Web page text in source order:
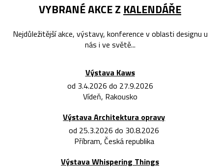
VYBRANÉ AKCE Z KALENDÁŘE
Nejdůležitější akce, výstavy, konference v oblasti designu u
nás i ve světě...
Výstava Kaws
od 3.4.2026 do 27.9.2026
Vídeň, Rakousko
Výstava Architektura opravy
od 25.3.2026 do 30.8.2026
Příbram, Česká republika
Výstava Whispering Things